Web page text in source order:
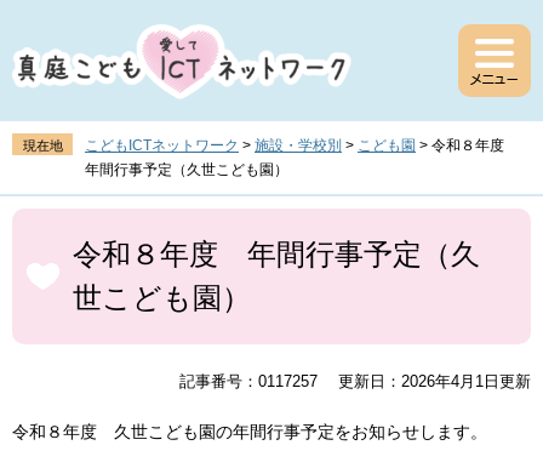
ジ
の
頭
す
。
ュ
ー
飛
し
て
現在地 こどもICTネットワーク > 施設・学校別 > こども園 > 令和８年度
年間行事予定（久世こども園）
本
令和８年度 年間行事予定（久
世こども園）
記事番号：0117257 更新日：2026年4月1日更新
令和８年度 久世こども園の年間行事予定をお知らせします。